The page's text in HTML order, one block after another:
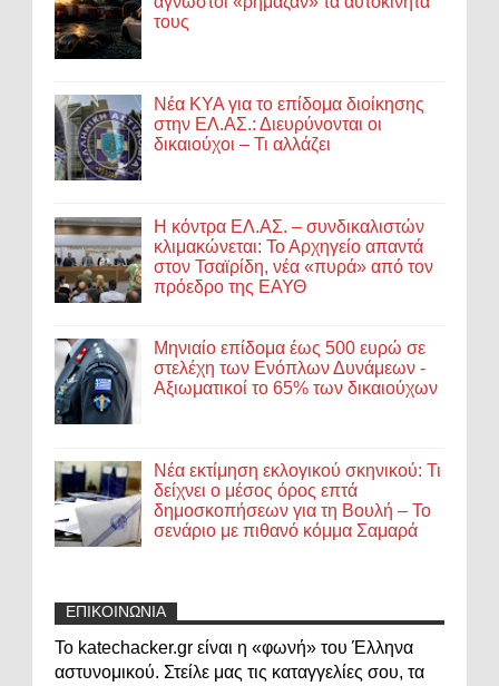
τους
Νέα ΚΥΑ για το επίδομα διοίκησης
στην ΕΛ.ΑΣ.: Διευρύνονται οι
δικαιούχοι – Τι αλλάζει
Η κόντρα ΕΛ.ΑΣ. – συνδικαλιστών
κλιμακώνεται: Το Αρχηγείο απαντά
στον Τσαϊρίδη, νέα «πυρά» από τον
πρόεδρο της ΕΑΥΘ
Μηνιαίο επίδομα έως 500 ευρώ σε
στελέχη των Ενόπλων Δυνάμεων -
Αξιωματικοί το 65% των δικαιούχων
Νέα εκτίμηση εκλογικού σκηνικού: Τι
δείχνει ο μέσος όρος επτά
δημοσκοπήσεων για τη Βουλή – Το
σενάριο με πιθανό κόμμα Σαμαρά
ΕΠΙΚΟΙΝΩΝΙΑ
Το katechacker.gr είναι η «φωνή» του Έλληνα
αστυνομικού. Στείλε μας τις καταγγελίες σου, τα